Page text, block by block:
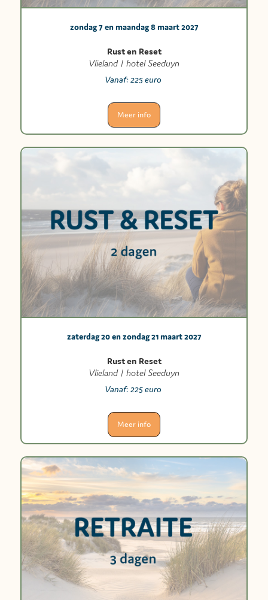
zondag 7 en maandag 8 maart 2027
Rust en Reset
Vlieland | hotel Seeduyn
Vanaf:225 euro
Meer info
zaterdag 20 en zondag 21 maart 2027
Rust en Reset
Vlieland | hotel Seeduyn
Vanaf:225 euro
Meer info